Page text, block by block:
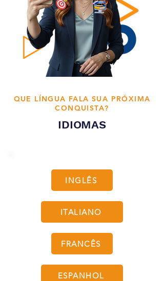
QUE LÍNGUA FALA SUA PRÓXIMA
CONQUISTA?
IDIOMAS
INGLÊS
ITALIANO
FRANCÊS
ESPANHOL